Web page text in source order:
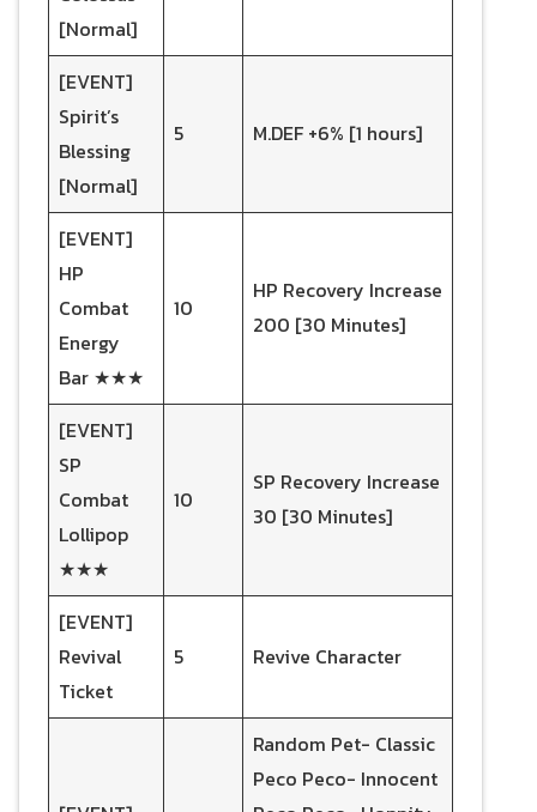
[Normal]
[EVENT]
Spirit’s
Blessing
[Normal]
5 M.DEF +6% [1 hours]
[EVENT]
HP
Combat
Energy
Bar ★★★
10
HP Recovery Increase
200 [30 Minutes]
[EVENT]
SP
Combat
Lollipop
★★★
10
SP Recovery Increase
30 [30 Minutes]
[EVENT]
Revival
Ticket
5 Revive Character
Random Pet- Classic
Peco Peco- Innocent